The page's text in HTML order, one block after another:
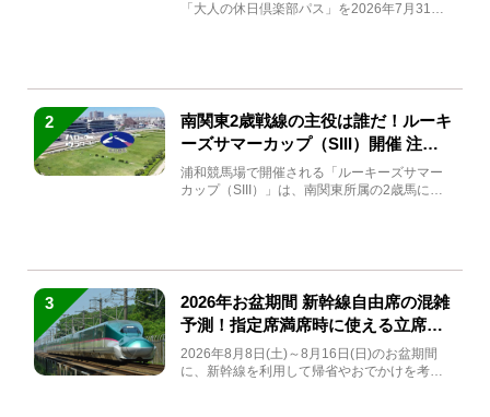
「大人の休日倶楽部パス」を2026年7月31日
2
南関東2歳戦線の主役は誰だ！ルーキ
ーズサマーカップ（SIII）開催 注目
馬と見どころをチェック
浦和競馬場で開催される「ルーキーズサマー
カップ（SIII）」は、南関東所属の2歳馬によ
3
2026年お盆期間 新幹線自由席の混雑
予測！指定席満席時に使える立席特
急券も解説
2026年8月8日(土)～8月16日(日)のお盆期間
に、新幹線を利用して帰省やおでかけを考え